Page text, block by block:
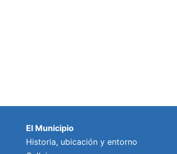
El Municipio
Historia, ubicación y entorno